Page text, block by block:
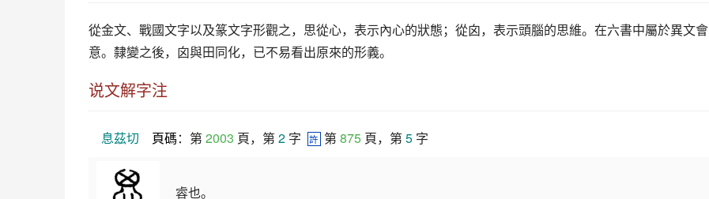
從金文、戰國文字以及篆文字形觀之，思從心，表示內心的狀態；從囟，表示頭腦的思維。在六書中屬於異文會
意。隸變之後，囟與田同化，已不易看出原來的形義。
说文解字注
息茲切 頁碼：第 2003 頁，第 2 字 許 第 875 頁，第 5 字
䜭也。